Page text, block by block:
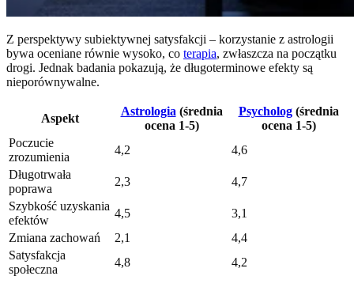
Z perspektywy subiektywnej satysfakcji – korzystanie z astrologii
bywa oceniane równie wysoko, co terapia, zwłaszcza na początku
drogi. Jednak badania pokazują, że długoterminowe efekty są
nieporównywalne.
Aspekt
Astrologia (średnia
ocena 1-5)
Psycholog(średnia
ocena 1-5)
Poczucie
zrozumienia
4,2
4,6
Długotrwała
poprawa
2,3
4,7
Szybkość uzyskania
efektów
4,5
3,1
Zmiana zachowań
2,1
4,4
Satysfakcja
społeczna
4,8 4,2